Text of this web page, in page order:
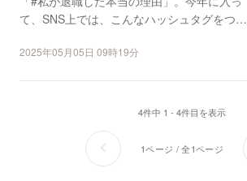
て、SNS上では、こんなハッシュタグをつけ
2025年05月05日 09時19分
4件中 1 - 4件目を表示
1ページ / 全1ページ